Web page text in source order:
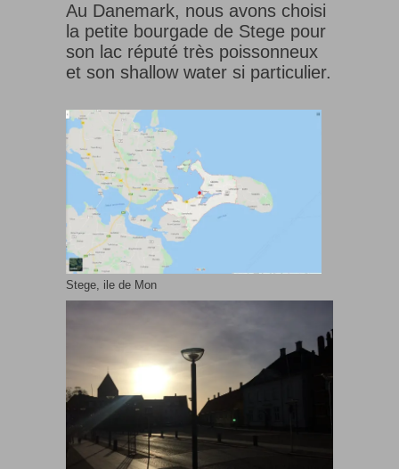
Au Danemark, nous avons choisi
la petite bourgade de Stege pour
son lac réputé très poissonneux
et son shallow water si particulier.
Stege, ile de Mon